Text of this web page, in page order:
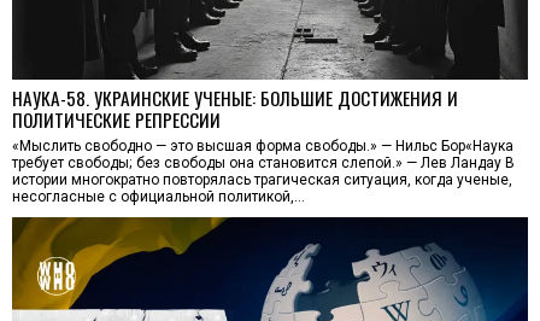
НАУКА-58. УКРАИНСКИЕ УЧЕНЫЕ: БОЛЬШИЕ ДОСТИЖЕНИЯ И
ПОЛИТИЧЕСКИЕ РЕПРЕССИИ
«Мыслить свободно — это высшая форма свободы.» — Нильс Бор«Наука
требует свободы; без свободы она становится слепой.» — Лев Ландау В
истории многократно повторялась трагическая ситуация, когда ученые,
несогласные с официальной политикой,…